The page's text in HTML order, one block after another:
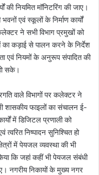
की नियमित मॉनिटरिंग की जाए।
एवं स्कूलों के निर्माण कार्यों
ने सभी विभाग प्रमुखों को
कड़ाई से पालन करने के निर्देश
एवं नियमों के अनुरूप संपादित की
सके।
वाले विभागों पर कलेक्टर ने
शासकीय फाइलों का संचालन ई-
में डिजिटल प्रणाली को
त्वरित निष्पादन सुनिश्चित हो
में पेयजल व्यवस्था की भी
कि जहां कहीं भी पेयजल संबंधी
नगरीय निकायों के मुख्य नगर